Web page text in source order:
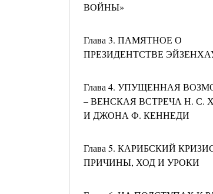
ВОЙНЫ»
Глава 3. ПАМЯТНОЕ О
ПРЕЗИДЕНТСТВЕ
Глава 4. УПУЩЕННАЯ
– ВЕНСКАЯ ВСТРЕЧА Н. С.
И ДЖОНА Ф. КЕННЕДИ
Глава 5. КАРИБСКИЙ
ПРИЧИНЫ, ХОД И УРОКИ